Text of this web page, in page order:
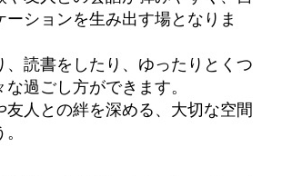
ーションを生み出す場となりま
、読書をしたり、ゆったりとくつ
過ごし方ができます。
友人との絆を深める、大切な空間